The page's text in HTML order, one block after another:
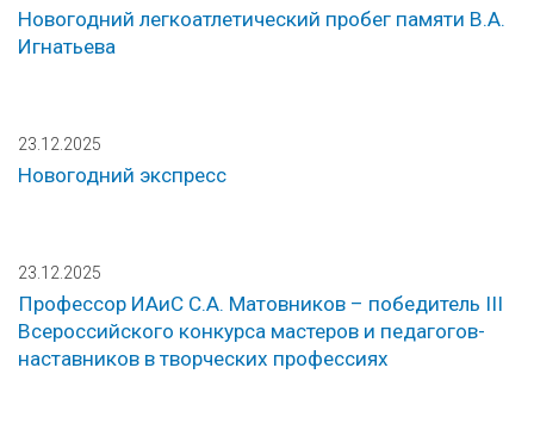
Новогодний легкоатлетический пробег памяти В.А.
Игнатьева
23.12.2025
Новогодний экспресс
23.12.2025
Профессор ИАиС С.А. Матовников – победитель III
Всероссийского конкурса мастеров и педагогов-
наставников в творческих профессиях